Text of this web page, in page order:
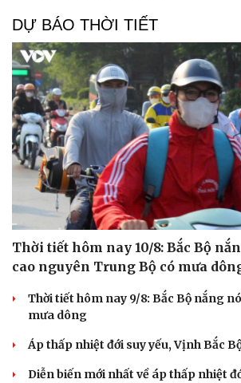
DỰ BÁO THỜI TIẾT
Thời tiết hôm nay 10/8: Bắc Bộ
cao nguyên Trung Bộ có mưa
Thời tiết hôm nay 9/8: Bắc Bộ nắng
mưa dông
Áp thấp nhiệt đới suy yếu, Vịnh Bắc
Diễn biến mới nhất về áp thấp nhiệt